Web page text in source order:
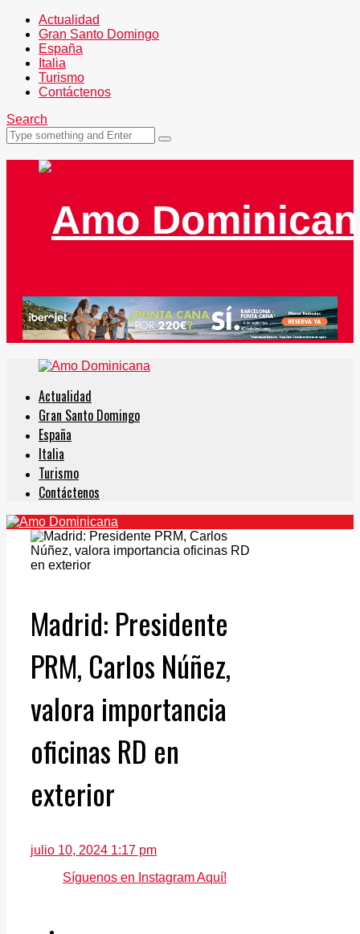
Actualidad
Gran Santo Domingo
España
Italia
Turismo
Contáctenos
Search
Actualidad
Gran Santo Domingo
España
Italia
Turismo
Contáctenos
Madrid: Presidente
PRM, Carlos Núñez,
valora importancia
oficinas RD en
exterior
julio 10, 2024 1:17 pm
Síguenos en Instagram Aquí!